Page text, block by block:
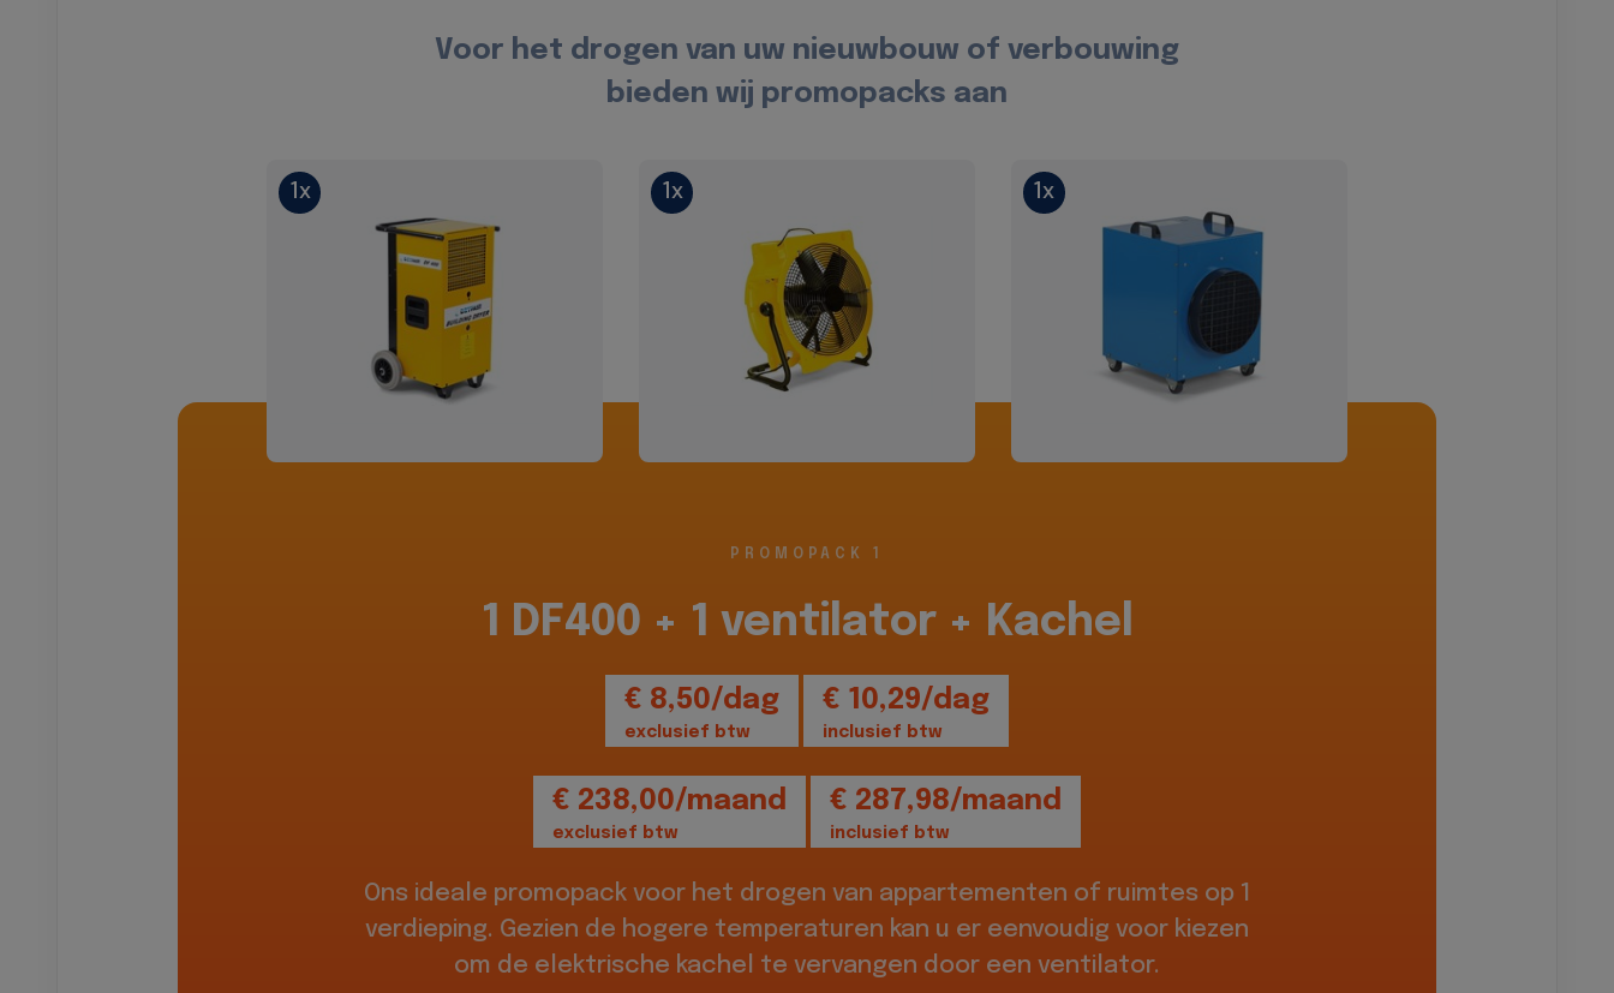
Voor het drogen van uw nieuwbouw of verbouwing
bieden wij promopacks aan
1x 1x 1x
PROMOPACK 1
1 DF400 + 1 ventilator + Kachel
€ 8,50/dag
exclusief btw
€ 10,29/dag
inclusief btw
€ 238,00/maand
exclusief btw
€ 287,98/maand
inclusief btw
Ons ideale promopack voor het drogen van appartementen of ruimtes op 1
verdieping. Gezien de hogere temperaturen kan u er eenvoudig voor kiezen
om de elektrische kachel te vervangen door een ventilator.